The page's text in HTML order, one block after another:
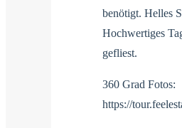
benötigt. Helles
Hochwertiges
gefliest.
360 Grad Fotos:
https://